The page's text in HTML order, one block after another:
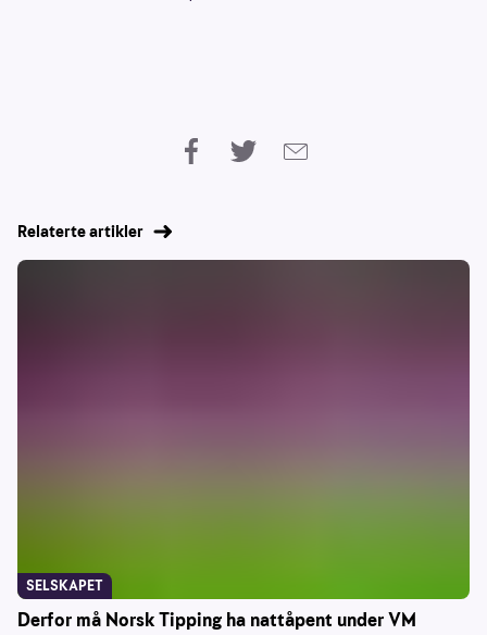
Relaterte artikler
Derfor må Norsk Tipping ha nattåpent under VM
SELSKAPET